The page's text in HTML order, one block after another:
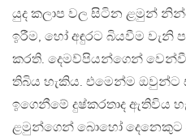
යුද කලාප වල සිටින ළමුන්
ඉරීම, හෝ අඳුරට බියවීම වැනි
කරති. දෙමව්පියන්ගෙන්
තිබිය හැකිය. එමෙන්ම ඔවුන්ට
ඉගෙනීමේ දුෂ්කරතාද ඇතිවිය
ළමුන්ගෙන් බොහෝ දෙනෙකුට